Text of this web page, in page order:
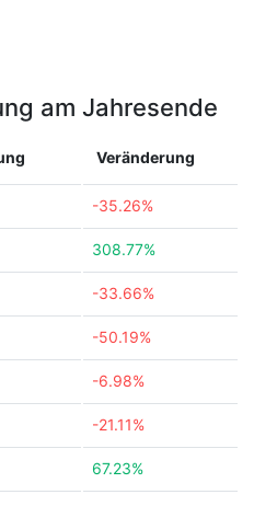
am Jahresende
Veränderung
-35.26%
308.77%
-33.66%
-50.19%
-6.98%
-21.11%
67.23%